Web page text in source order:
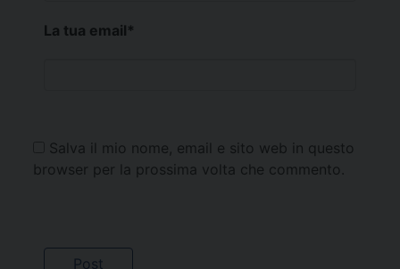
La tua email*
Salva il mio nome, email e sito web in questo
browser per la prossima volta che commento.